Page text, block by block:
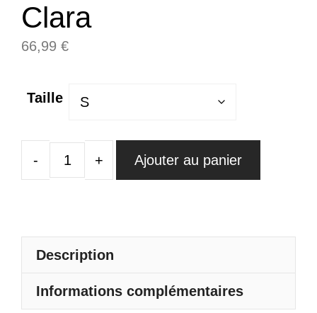
Clara
66,99 €
Taille
quantité
Vert
D'Eau
Mousseline
Ajouter au panier
Description
Informations complémentaires